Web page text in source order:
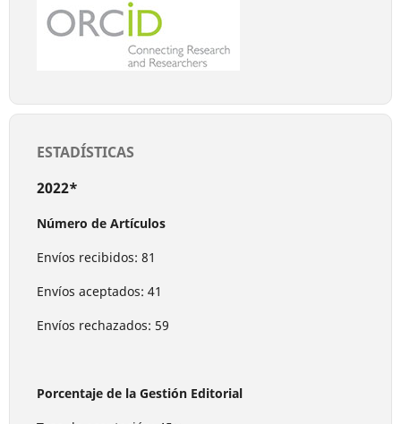
ESTADÍSTICAS
2022*
Número de Artículos
Envíos recibidos: 81
Envíos aceptados: 41
Envíos rechazados: 59
Porcentaje de la Gestión Editorial